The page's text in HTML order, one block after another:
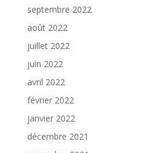
septembre 2022
août 2022
juillet 2022
juin 2022
avril 2022
février 2022
janvier 2022
décembre 2021